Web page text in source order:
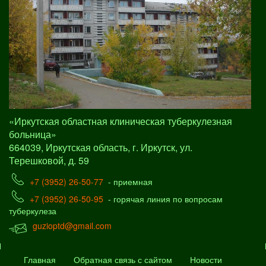
«Иркутская областная клиническая туберкулезная
больница»
664039, Иркутская область, г. Иркутск, ул.
Терешковой, д. 59
+7 (3952) 26-50-77 - приемная
+7 (3952) 26-50-95 - горячая линия по вопросам
туберкулеза
guzioptd@gmail.com
Главная Обратная связь с сайтом
Новости